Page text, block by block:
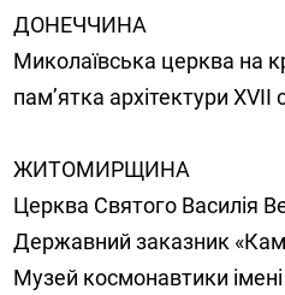
ДОНЕЧЧИНА
Миколаївська церква на
пам’ятка архітектури XVII
ЖИТОМИРЩИНА
Церква Святого Василія
Державний заказник
Музей космонавтики